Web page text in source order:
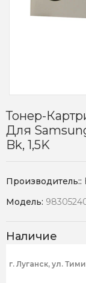
Тонер-
Для
Bk, 1,5K
Производитель::
Модель:
Наличие
г. Луганск, ул.